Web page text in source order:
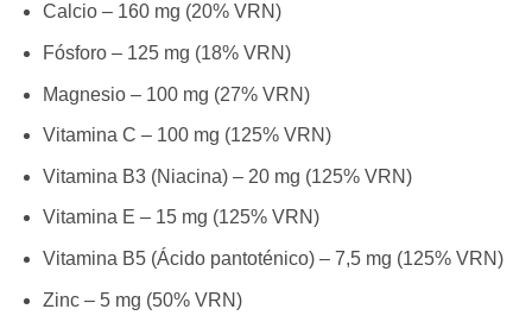
Calcio – 160 mg (20% VRN)
Fósforo – 125 mg (18% VRN)
Magnesio – 100 mg (27% VRN)
Vitamina C – 100 mg (125% VRN)
Vitamina B3 (Niacina) – 20 mg (125% VRN)
Vitamina E – 15 mg (125% VRN)
Vitamina B5 (Ácido pantoténico) – 7,5 mg (125% VRN)
Zinc – 5 mg (50% VRN)